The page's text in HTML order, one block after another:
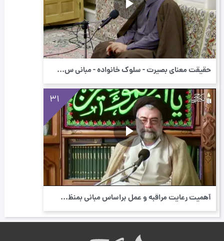
حقیقت معنای بصیرت - سلوک خانواده - مبانی س...
31
أهمیت رعایت مراقبه و عمل براساس مبانی بمنظ...